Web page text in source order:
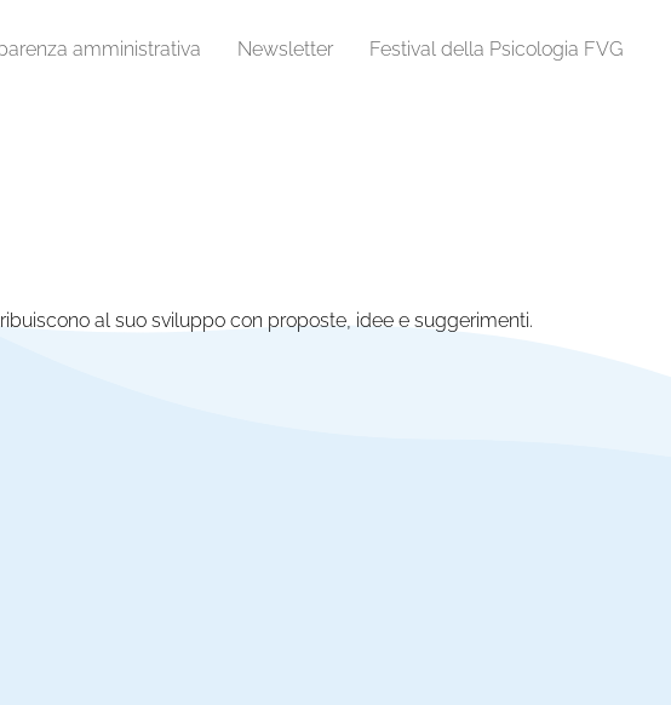
amministrativa Newsletter Festival della Psicologia FVG
al suo sviluppo con proposte, idee e suggerimenti.